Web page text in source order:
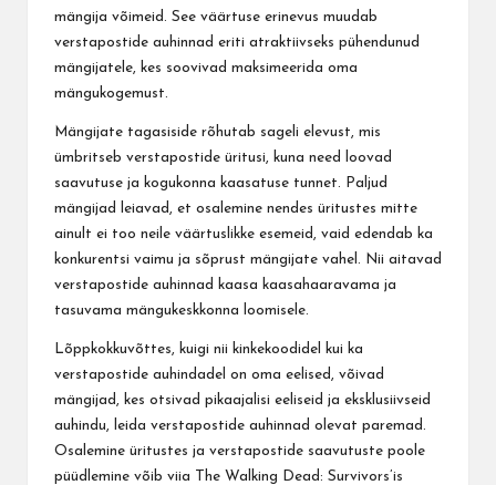
mängija võimeid. See väärtuse erinevus muudab
verstapostide auhinnad eriti atraktiivseks pühendunud
mängijatele, kes soovivad maksimeerida oma
mängukogemust.
Mängijate tagasiside rõhutab sageli elevust, mis
ümbritseb verstapostide üritusi, kuna need loovad
saavutuse ja kogukonna kaasatuse tunnet. Paljud
mängijad leiavad, et osalemine nendes üritustes mitte
ainult ei too neile väärtuslikke esemeid, vaid edendab ka
konkurentsi vaimu ja sõprust mängijate vahel. Nii aitavad
verstapostide auhinnad kaasa kaasahaaravama ja
tasuvama mängukeskkonna loomisele.
Lõppkokkuvõttes, kuigi nii kinkekoodidel kui ka
verstapostide auhindadel on oma eelised, võivad
mängijad, kes otsivad pikaajalisi eeliseid ja eksklusiivseid
auhindu, leida verstapostide auhinnad olevat paremad.
Osalemine üritustes ja verstapostide saavutuste poole
püüdlemine võib viia The Walking Dead: Survivors’is